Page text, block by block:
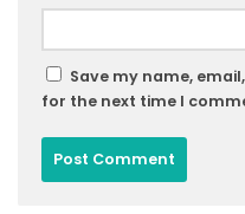
Save my name,
for the next time I